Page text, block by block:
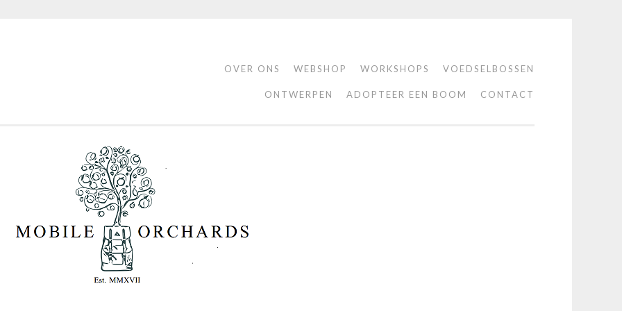
OVER ONS WEBSHOP WORKSHOPS VOEDSELBOSSEN
ONTWERPEN ADOPTEER EEN BOOM CONTACT